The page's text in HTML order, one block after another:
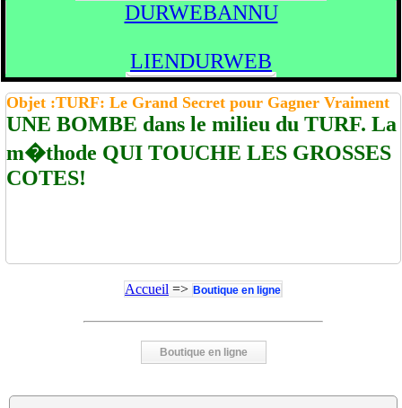
DURWEBANNU
LIENDURWEB
Objet :TURF: Le Grand Secret pour Gagner Vraiment
UNE BOMBE dans le milieu du TURF. La
m�thode QUI TOUCHE LES GROSSES
COTES!
Accueil => Boutique en ligne
Boutique en ligne